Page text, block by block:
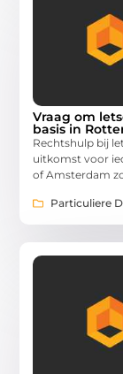
Vraag om
basis in
Rechtshulp bij
uitkomst voor
of Amsterdam
Particuliere